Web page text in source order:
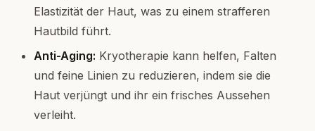
Elastizität der Haut, was zu einem strafferen
Hautbild führt.
Anti-Aging: Kryotherapie kann helfen, Falten
und feine Linien zu reduzieren, indem sie die
Haut verjüngt und ihr ein frisches Aussehen
verleiht.